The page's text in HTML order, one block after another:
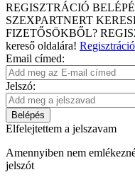
REGISZTRÁCIÓ
SZEXPARTNERT
FIZETŐSÖKBŐL?
kereső oldalára! Regisztráció
Email címed:
Jelszó:
Belépés
Elfelejtettem a jelszavam
Amennyiben nem
jelszót